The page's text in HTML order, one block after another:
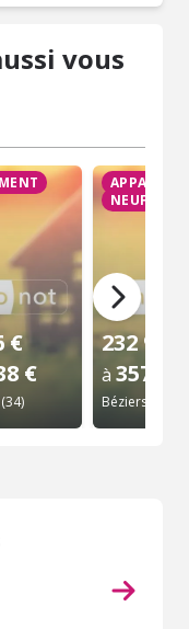
vous
€
€
NEUF
T4
232 900
à 357
Béziers (34)